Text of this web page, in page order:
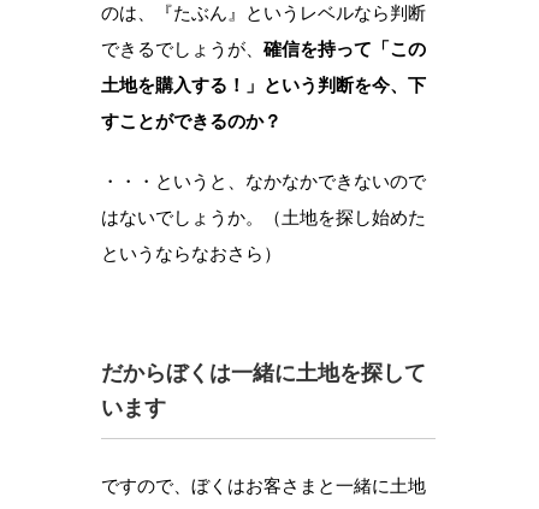
のは、『たぶん』というレベルなら判断
できるでしょうが、 確信を持って「この
土地を購入する！」という判断を今、下
すことができるのか？
・・・というと、なかなかできないので
はないでしょうか。（土地を探し始めた
というならなおさら）
だからぼくは一緒に土地を探して
います
ですので、 ぼくはお客さまと一緒に土地